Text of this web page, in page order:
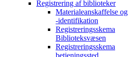
Registrering af biblioteker
Materialeanskaffelse og
-identifikation
Registreringsskema
Biblioteksvæsen
Registreringsskema
betjeningssted